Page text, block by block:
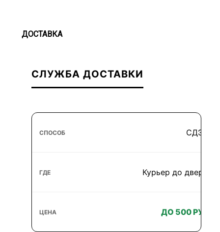
ДОСТАВКА
СЛУЖБА ДОСТАВКИ
СДЭК
Курьер до двери
ДО 500 РУБ